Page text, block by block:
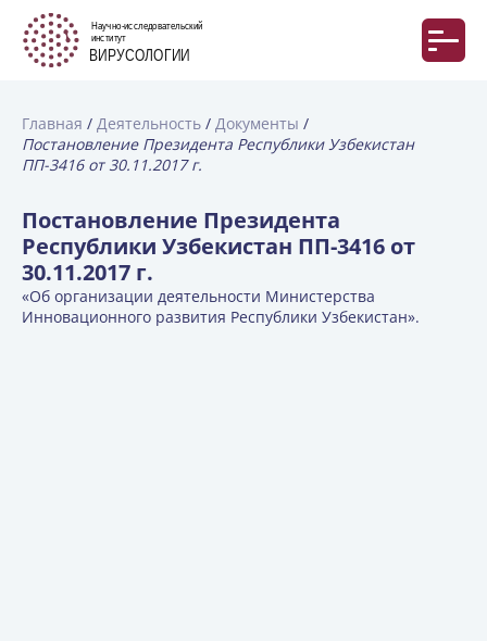
Главная Деятельность
Документы
Постановление Президента Республики Узбекистан
ПП-3416 от 30.11.2017 г.
Постановление Президента
Республики Узбекистан ПП-3416 от
30.11.2017 г.
«Об организации деятельности Министерства
Инновационного развития Республики Узбекистан».